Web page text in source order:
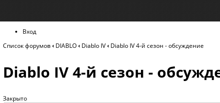
Вход
Список форумов‹ DIABLO‹ Diablo IV‹ Diablo IV 4-й сезон - обсуждение
Diablo IV 4-й сезон -
Закрыто